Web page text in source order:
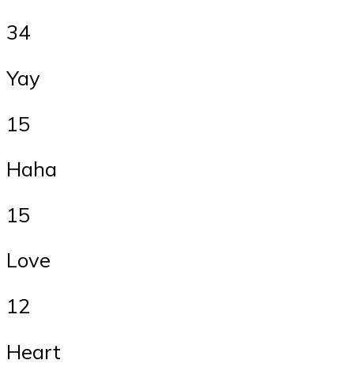
34
Yay
15
Haha
15
Love
12
Heart